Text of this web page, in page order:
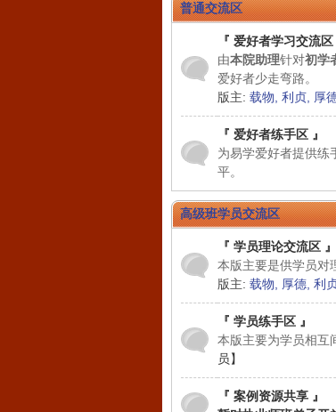
亚
国
普通交流区
『 爱好者学习交流区
由本院助理针对初学
爱好者少走弯路。
版主: 载物 利贞 厚
『 爱好者练手区 』
为易学爱好者提供练
平。
高级班学员交流区
『 学员理论交流区 』
本版主要是供学员对
版主: 载物 厚德 利
『 学员练手区 』
本版主要为学员相互
员】
『 案例资源共享 』